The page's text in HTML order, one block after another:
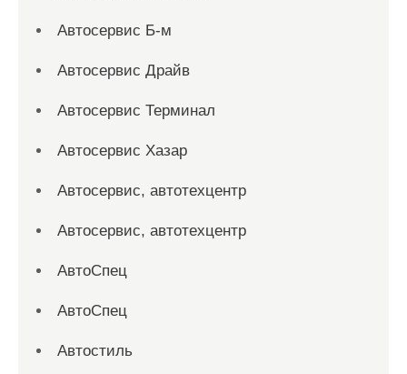
Автосервис Б-м
Автосервис Драйв
Автосервис Терминал
Автосервис Хазар
Автосервис, автотехцентр
Автосервис, автотехцентр
АвтоСпец
АвтоСпец
Автостиль